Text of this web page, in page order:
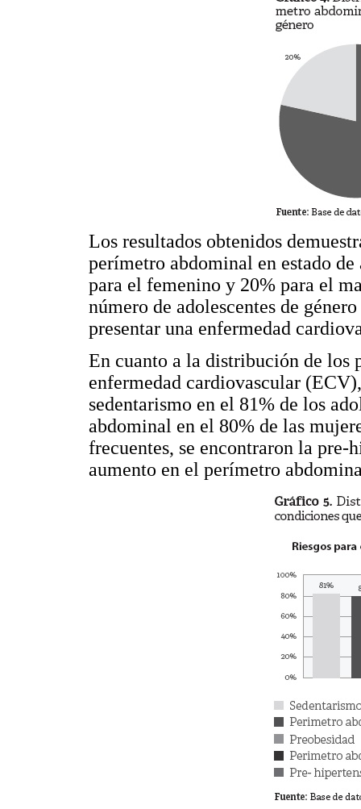
Los resultados obtenidos
perímetro abdominal en estado
para el femenino y 20% para el
número de adolescentes de
presentar una enfermedad
En cuanto a la distribución de los
enfermedad cardiovascular
sedentarismo en el 81% de los
abdominal en el 80% de las
frecuentes, se encontraron la
aumento en el perímetro